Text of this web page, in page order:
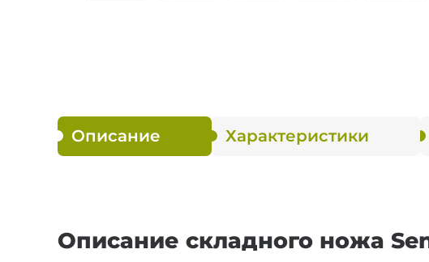
Описание Характеристики
Описание складного ножа